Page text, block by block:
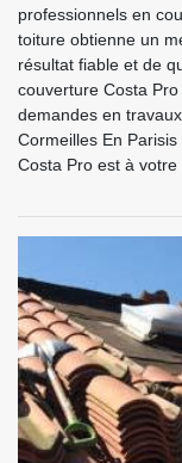
professionnels en
toiture obtienne un
résultat fiable et de
couverture Costa
demandes en
Cormeilles En
Costa Pro est à votre